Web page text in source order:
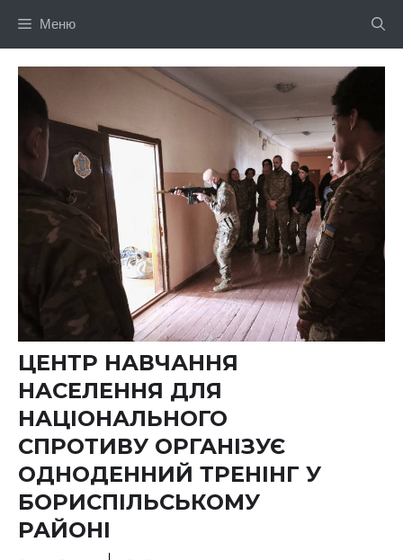
Меню
ЦЕНТР НАВЧАННЯ
НАСЕЛЕННЯ ДЛЯ
НАЦІОНАЛЬНОГО
СПРОТИВУ ОРГАНІЗУЄ
ОДНОДЕННИЙ ТРЕНІНГ У
БОРИСПІЛЬСЬКОМУ
РАЙОНІ